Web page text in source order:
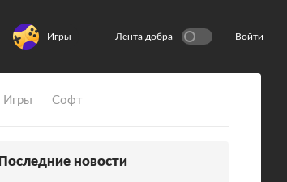
Игры Лента добра Войти
Игры Софт
Последние новости